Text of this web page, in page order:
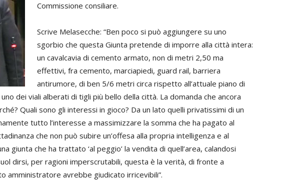
Commissione consiliare.
Scrive Melasecche: “Ben poco si può aggiungere su uno
sgorbio che questa Giunta pretende di imporre alla città intera:
un cavalcavia di cemento armato, non di metri 2,50 ma
effettivi, fra cemento, marciapiedi, guard rail, barriera
antirumore, di ben 5/6 metri circa rispetto all’attuale piano di
dei viali alberati di tigli più bello della città. La domanda che ancora
Quali sono gli interessi in gioco? Da un lato quelli privatissimi di un
tutto l’interesse a massimizzare la somma che ha pagato al
che non può subire un’offesa alla propria intelligenza e al
giunta che ha trattato ‘al peggio’ la vendita di quell’area, calandosi
dirsi, per ragioni imperscrutabili, questa è la verità, di fronte a
amministratore avrebbe giudicato irricevibili”.